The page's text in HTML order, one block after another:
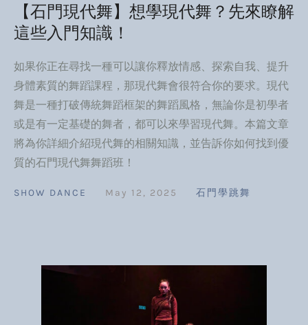
【石門現代舞】想學現代舞？先來瞭解
這些入門知識！
如果你正在尋找一種可以讓你釋放情感、探索自我、提升
身體素質的舞蹈課程，那現代舞會很符合你的要求。現代
舞是一種打破傳統舞蹈框架的舞蹈風格，無論你是初學者
或是有一定基礎的舞者，都可以來學習現代舞。本篇文章
將為你詳細介紹現代舞的相關知識，並告訴你如何找到優
質的石門現代舞舞蹈班！
SHOW DANCE May 12, 2025 石門學跳舞